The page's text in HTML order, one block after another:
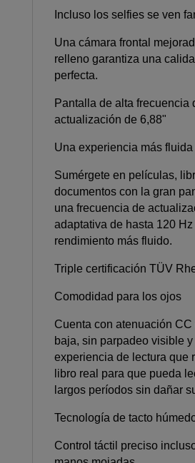
Incluso los selfies se ven
Una cámara frontal
relleno garantiza una
perfecta.
Pantalla de alta frecuencia
actualización de 6,88"
Una experiencia más
Sumérgete en películas,
documentos con la gran
una frecuencia de
adaptativa de hasta 120 Hz
rendimiento más fluido.
Triple certificación TÜV
Comodidad para los ojos
Cuenta con atenuación CC
baja, sin parpadeo visible y
experiencia de lectura que
libro real para que pueda
largos períodos sin dañar
Tecnología de tacto
Control táctil preciso